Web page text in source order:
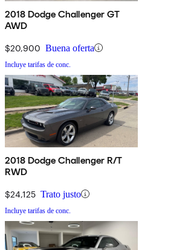
2018 Dodge Challenger GT
AWD
$20,900 Buena oferta
Incluye tarifas de conc.
2018 Dodge Challenger R/T
RWD
$24,125 Trato justo
Incluye tarifas de conc.